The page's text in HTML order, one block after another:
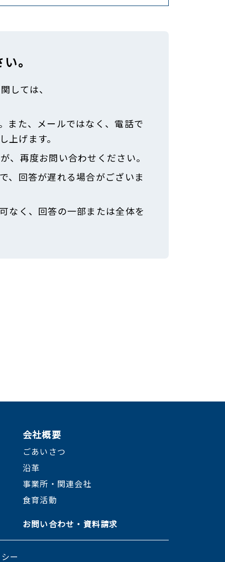
。
しては、
また、メールではなく、電話で
げます。
、再度お問い合わせください。
、回答が遅れる場合がございま
なく、回答の一部または全体を
会社概要
ごあいさつ
沿革
事業所・関連会社
食育活動
お問い合わせ・資料請求
ー